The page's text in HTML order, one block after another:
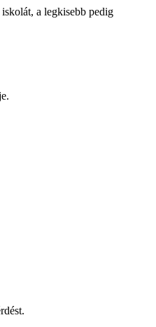
a legkisebb pedig